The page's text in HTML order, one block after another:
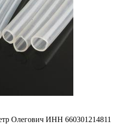
Олегович ИНН 660301214811